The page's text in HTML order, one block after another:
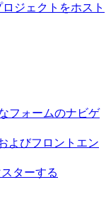
ロジェクトをホスト
フォームのナビゲ
よびフロントエン
スターする